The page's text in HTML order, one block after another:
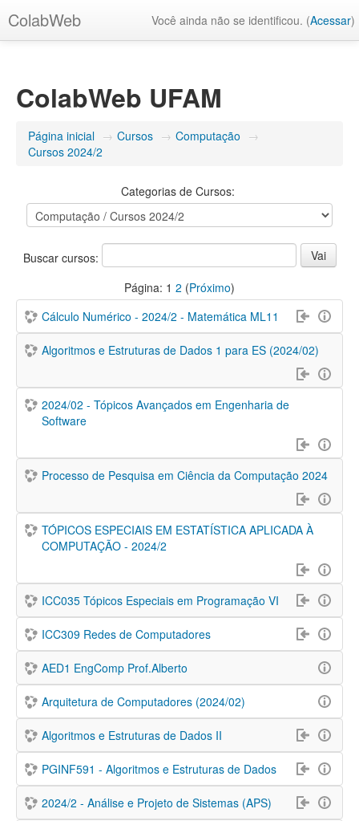
ColabWeb Você ainda não se identificou. (Acessar)
ColabWeb UFAM
Página inicial → Cursos → Computação →
Cursos 2024/2
Categorias de Cursos:
Buscar cursos:
Página: 1 2 (Próximo)
Cálculo Numérico - 2024/2 - Matemática ML11
Algoritmos e Estruturas de Dados 1 para ES (2024/02)
2024/02 - Tópicos Avançados em Engenharia de
Software
Processo de Pesquisa em Ciência da Computação 2024
TÓPICOS ESPECIAIS EM ESTATÍSTICA APLICADA À
COMPUTAÇÃO - 2024/2
ICC035 Tópicos Especiais em Programação VI
ICC309 Redes de Computadores
AED1 EngComp Prof.Alberto
Arquitetura de Computadores (2024/02)
Algoritmos e Estruturas de Dados II
PGINF591 - Algoritmos e Estruturas de Dados
2024/2 - Análise e Projeto de Sistemas (APS)